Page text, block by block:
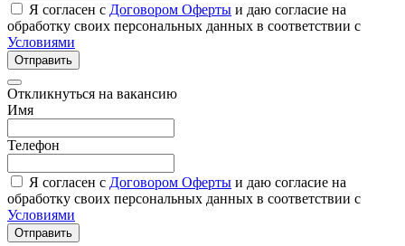
Я согласен с Договором Оферты и даю согласие на
обработку своих персональных данных в соответствии с
Условиями
Отправить
Откликнуться на вакансию
Имя
Телефон
Я согласен с Договором Оферты и даю согласие на
обработку своих персональных данных в соответствии с
Условиями
Отправить